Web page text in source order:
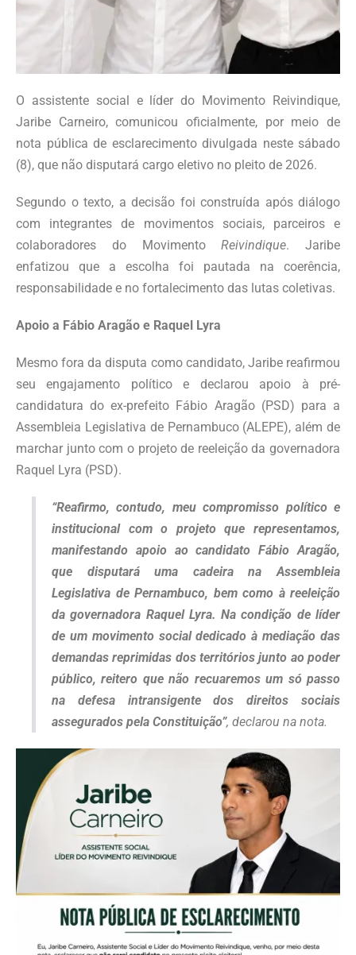
O assistente social e líder do Movimento Reivindique,
Jaribe Carneiro, comunicou oficialmente, por meio de
nota pública de esclarecimento divulgada neste sábado
(8), que não disputará cargo eletivo no pleito de 2026.
Segundo o texto, a decisão foi construída após diálogo
com integrantes de movimentos sociais, parceiros e
colaboradores do MovimentoReivindique. Jaribe
enfatizou que a escolha foi pautada na coerência,
responsabilidade e no fortalecimento das lutas coletivas.
Apoio a Fábio Aragão e Raquel Lyra
Mesmo fora da disputa como candidato, Jaribe reafirmou
seu engajamento político e declarou apoio à pré-
candidatura do ex-prefeito Fábio Aragão (PSD) para a
Assembleia Legislativa de Pernambuco (ALEPE), além de
marchar junto com o projeto de reeleição da governadora
Raquel Lyra (PSD).
“Reafirmo, contudo, meu compromisso político e
institucional com o projeto que representamos,
manifestando apoio ao candidato Fábio Aragão,
que disputará uma cadeira na Assembleia
Legislativa de Pernambuco, bem como à reeleição
da governadora Raquel Lyra. Na condição de líder
de um movimento social dedicado à mediação das
demandas reprimidas dos territórios junto ao poder
público, reitero que não recuaremos um só passo
na defesa intransigente dos direitos sociais
assegurados pela Constituição”, declarou na nota.